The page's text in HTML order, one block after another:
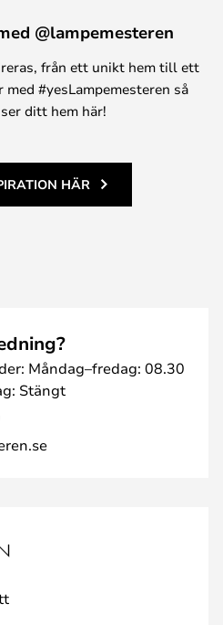
@lampemesteren
från ett unikt hem till ett
med #yesLampemesteren så
ditt hem här!
HÄR
Måndag–fredag: 08.30
Stängt